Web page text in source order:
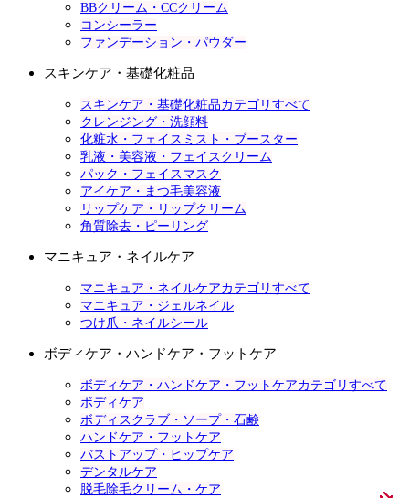
BBクリーム・CCクリーム
コンシーラー
ファンデーション・パウダー
スキンケア・基礎化粧品
スキンケア・基礎化粧品カテゴリすべて
クレンジング・洗顔料
化粧水・フェイスミスト・ブースター
乳液・美容液・フェイスクリーム
パック・フェイスマスク
アイケア・まつ毛美容液
リップケア・リップクリーム
角質除去・ピーリング
マニキュア・ネイルケア
マニキュア・ネイルケアカテゴリすべて
マニキュア・ジェルネイル
つけ爪・ネイルシール
ボディケア・ハンドケア・フットケア
ボディケア・ハンドケア・フットケアカテゴリすべて
ボディケア
ボディスクラブ・ソープ・石鹸
ハンドケア・フットケア
バストアップ・ヒップケア
デンタルケア
脱毛除毛クリーム・ケア